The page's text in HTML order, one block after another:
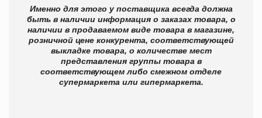
Именно для этого у поставщика всегда должна
быть в наличии информация о заказах товара, о
наличии в продаваемом виде товара в магазине,
розничной цене конкурента, соответствующей
выкладке товара, о количестве мест
представления группы товара в
соответствующем либо смежном отделе
супермаркета или гипермаркета.